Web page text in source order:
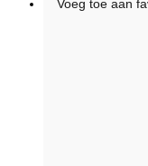
Voeg toe aan